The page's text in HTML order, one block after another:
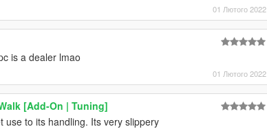
01 Лютого 2022
is a dealer lmao
01 Лютого 2022
[Add-On | Tuning]
use to its handling. Its very slippery